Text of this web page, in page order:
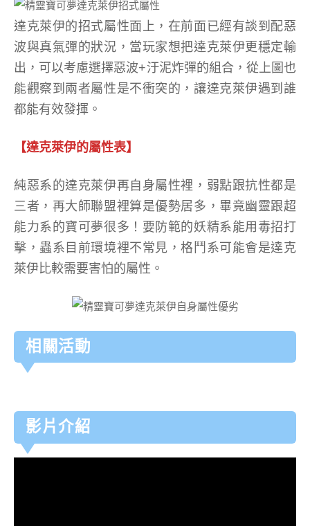
達克萊伊的招式屬性面上，在前面已經有談到配惡
波與真氣彈的狀況，當玩家想把達克萊伊更穩定輸
出，可以考慮選擇惡波+汙泥炸彈的組合，從上圖也
能觀察到兩者屬性是不衝突的，讓達克萊伊遇到誰
都能有效發揮。
【達克萊伊的屬性表】
純惡系的達克萊伊再自身屬性裡，弱點跟抗性都是
三者，再大師聯盟裡算是優勢居多，畢竟幽靈跟超
能力系的寶可夢很多！要防範的妖精系能用毒招打
擊，蟲系目前環境裡不常見，格鬥系可能會是達克
萊伊比較需要害怕的屬性。
相關活動
影片介紹